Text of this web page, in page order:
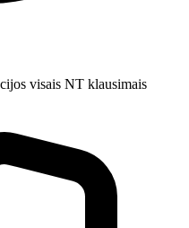
visais NT klausimais